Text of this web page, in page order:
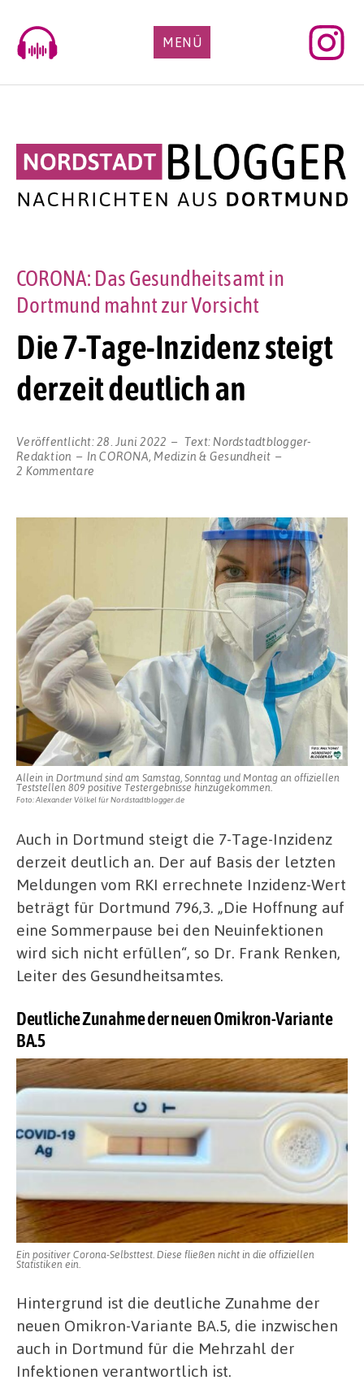
content
MENÜ
Die 7-Tage-Inzidenz steigt
derzeit deutlich an
CORONA: Das Gesundheitsamt in
Dortmund mahnt zur Vorsicht
Veröffentlicht:28. Juni 2022 Text: Nordstadtblogger-
Redaktion
InCORONA, Medizin & Gesundheit
2 Kommentare
Allein in Dortmund sind am Samstag, Sonntag und Montag an offiziellen
Teststellen 809 positive Testergebnisse hinzugekommen.
Foto: Alexander Völkel für Nordstadtblogger.de
Auch in Dortmund steigt die 7-Tage-Inzidenz
derzeit deutlich an. Der auf Basis der letzten
Meldungen vom RKI errechnete Inzidenz-Wert
beträgt für Dortmund 796,3. „Die Hoffnung auf
eine Sommerpause bei den Neuinfektionen
wird sich nicht erfüllen“, so Dr. Frank Renken,
Leiter des Gesundheitsamtes.
Deutliche Zunahme der neuen Omikron-Variante
BA.5
Ein positiver Corona-Selbsttest. Diese fließen nicht in die offiziellen
Statistiken ein.
Hintergrund ist die deutliche Zunahme der
neuen Omikron-Variante BA.5, die inzwischen
auch in Dortmund für die Mehrzahl der
Infektionen verantwortlich ist.